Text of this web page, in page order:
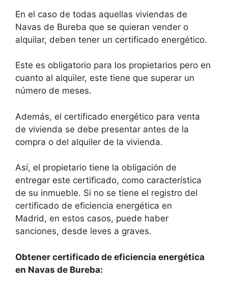
En el caso de todas aquellas viviendas de
Navas de Bureba que se quieran vender o
alquilar, deben tener un certificado energético.
Este es obligatorio para los propietarios pero en
cuanto al alquiler, este tiene que superar un
número de meses.
Además, el certificado energético para venta
de vivienda se debe presentar antes de la
compra o del alquiler de la vivienda.
Así, el propietario tiene la obligación de
entregar este certificado, como característica
de su inmueble. Si no se tiene el registro del
certificado de eficiencia energética en
Madrid, en estos casos, puede haber
sanciones, desde leves a graves.
Obtener certificado de eficiencia energética
en Navas de Bureba: